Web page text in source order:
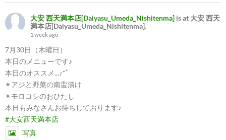
大安 西天満本店[Daiyasu_Umeda_Nishitenma] is at 大安 西天
満本店[Daiyasu_Umeda_Nishitenma].
1 week ago
7月30日（木曜日）
本日のメニューです♪
本日のオススメ...♪*ﾟ
✴︎アジと野菜の南蛮漬け
✴︎モロコシのおひたし
本日もみなさんお待ちしております♪
#大安西天満本店
写真